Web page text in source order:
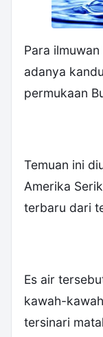
Para
adanya
permukaan
‎Temuan ini
Amerika
terbaru dari
‎Es air
kawah-
tersinari